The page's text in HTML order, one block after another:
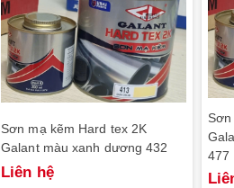
Sơn mạ kẽm Hard tex 2K
Galant màu xanh dương 432
Liên hệ
477